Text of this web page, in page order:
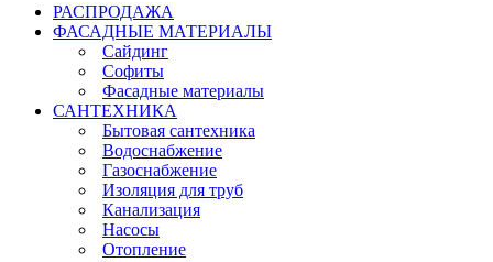
РАСПРОДАЖА
ФАСАДНЫЕ МАТЕРИАЛЫ
Сайдинг
Софиты
Фасадные материалы
САНТЕХНИКА
Бытовая сантехника
Водоснабжение
Газоснабжение
Изоляция для труб
Канализация
Насосы
Отопление